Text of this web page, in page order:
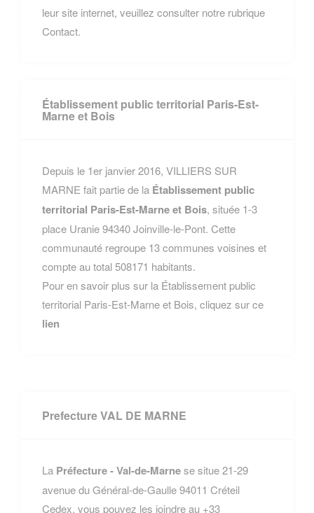
leur site internet, veuillez consulter notre rubrique
Contact.
Établissement public territorial Paris-Est-
Marne et Bois
Depuis le 1er janvier 2016, VILLIERS SUR
MARNE fait partie de la Établissement public
territorial Paris-Est-Marne et Bois, située 1-3
place Uranie 94340 Joinville-le-Pont. Cette
communauté regroupe 13 communes voisines et
compte au total 508171 habitants.
Pour en savoir plus sur la Établissement public
territorial Paris-Est-Marne et Bois, cliquez sur ce
lien
Prefecture VAL DE MARNE
La Préfecture - Val-de-Marnese situe 21-29
avenue du Général-de-Gaulle 94011 Créteil
Cedex, vous pouvez les joindre au +33